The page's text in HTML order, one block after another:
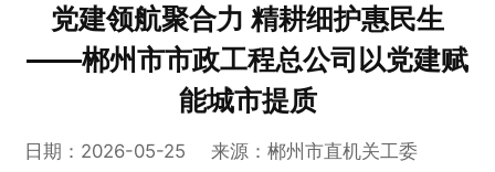
党建领航聚合力 精耕细护惠民生
——郴州市市政工程总公司以党建赋
能城市提质
日期：2026-05-25 来源：郴州市直机关工委